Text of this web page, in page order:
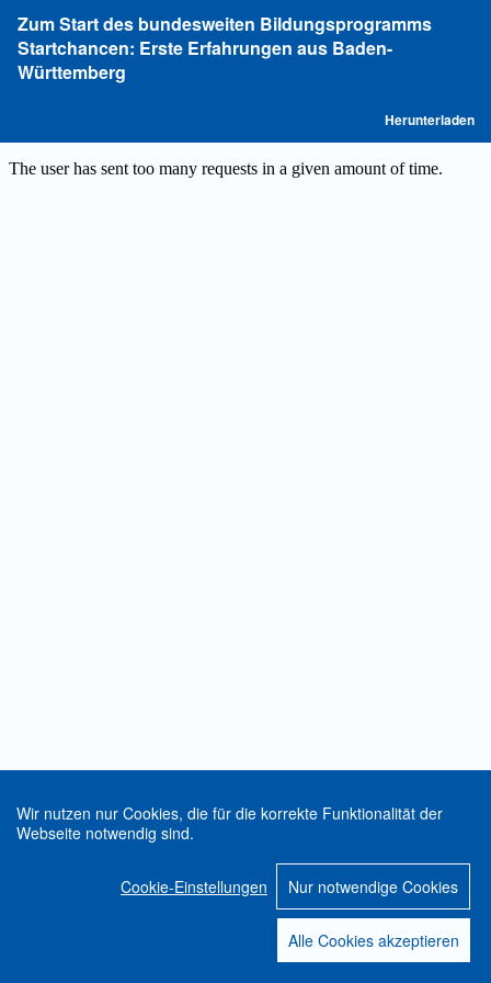
Wir nutzen nur Cookies, die für die korrekte Funktionalität der
Webseite notwendig sind.
Cookie-Einstellungen Nur notwendige Cookies
Alle Cookies akzeptieren
Artikeldetails
zurückkehren
Zum Start des bundesweiten Bildungsprogramms
Startchancen: Erste Erfahrungen aus Baden-
Württemberg
Herunterladen